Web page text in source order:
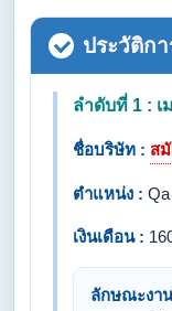
ประวัติก
ลำดับที่ 1 : เ
ชื่อบริษัท : ส
ตำแหน่ง :
เงินเดือน :
ลักษณะงา